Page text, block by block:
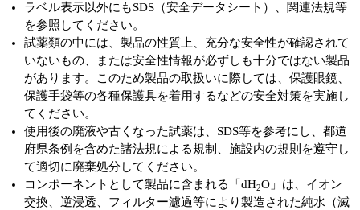
ラベル表示以外にもSDS（安全データシート）、関連法規等
を参照してください。
試薬類の中には、製品の性質上、充分な安全性が確認されて
いないもの、または安全性情報が必ずしも十分ではない製品
があります。このため製品の取扱いに際しては、保護眼鏡、
保護手袋等の各種保護具を着用するなどの安全対策を実施し
てください。
使用後の廃液や古くなった試薬は、SDS等を参考にし、都道
府県条例を含めた諸法規による規制、施設内の規則を遵守し
て適切に廃棄処分してください。
コンポーネントとして製品に含まれる「dH2O」は、イオン
交換、逆浸透、フィルター濾過等により製造された純水（滅